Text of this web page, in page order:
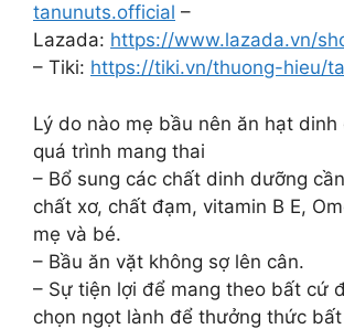
tanunuts.official –
Lazada: https://www.lazada.vn/
– Tiki: https://tiki.vn/thuong-hieu/
Lý do nào mẹ bầu nên ăn hạt
quá trình mang thai
– Bổ sung các chất dinh dưỡng
chất xơ, chất đạm, vitamin B E,
mẹ và bé.
– Bầu ăn vặt không sợ lên cân.
– Sự tiện lợi để mang theo bất cứ
chọn ngọt lành để thưởng thức